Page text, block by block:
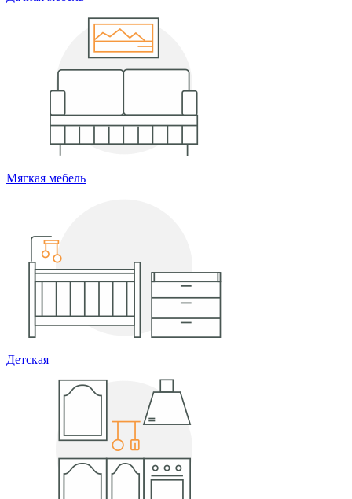
Мягкая мебель
Детская